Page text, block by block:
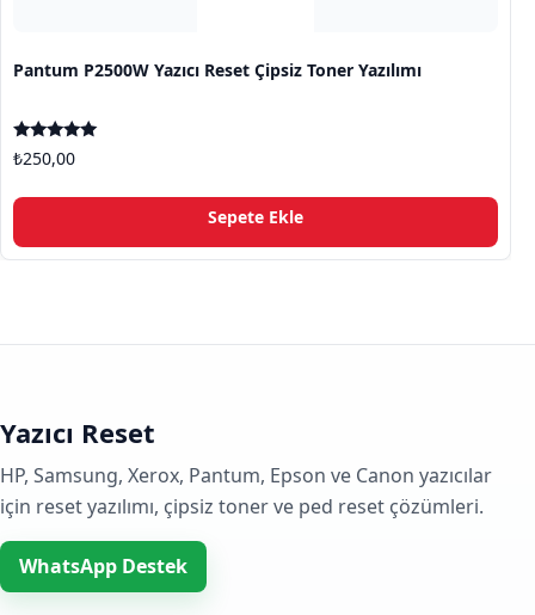
Pantum P2500W Yazıcı Reset Çipsiz Toner Yazılımı
5 üzerinden
5.00
₺250,00
Sepete Ekle
Yazıcı Reset
HP, Samsung, Xerox, Pantum, Epson ve Canon yazıcılar
için reset yazılımı, çipsiz toner ve ped reset çözümleri.
WhatsApp Destek